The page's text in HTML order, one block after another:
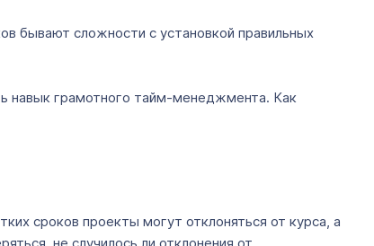
бывают сложности с установкой правильных
навык грамотного тайм-менеджмента. Как
сроков проекты могут отклоняться от курса, а